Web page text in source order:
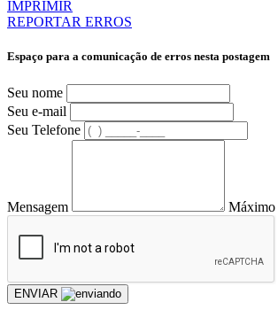
IMPRIMIR
REPORTAR ERROS
Espaço para a comunicação de erros nesta postagem
Seu nome
Seu e-mail
Seu Telefone
Mensagem Máximo
ENVIAR